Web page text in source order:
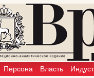
Персона Власть